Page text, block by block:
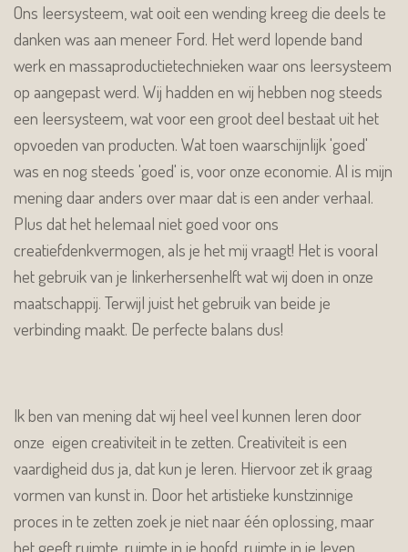
Ons leersysteem, wat ooit een wending kreeg die deels te
danken was aan meneer Ford. Het werd lopende band
werk en massaproductietechnieken waar ons leersysteem
op aangepast werd. Wij hadden en wij hebben nog steeds
een leersysteem, wat voor een groot deel bestaat uit het
opvoeden van producten. Wat toen waarschijnlijk 'goed'
was en nog steeds 'goed' is, voor onze economie. Al is mijn
mening daar anders over maar dat is een ander verhaal.
Plus dat het helemaal niet goed voor ons
creatiefdenkvermogen, als je het mij vraagt! Het is vooral
het gebruik van je linkerhersenhelft wat wij doen in onze
maatschappij. Terwijl juist het gebruik van beide je
verbinding maakt. De perfecte balans dus!
Ik ben van mening dat wij heel veel kunnen leren door
onze eigen creativiteit in te zetten. Creativiteit is een
vaardigheid dus ja, dat kun je leren. Hiervoor zet ik graag
vormen van kunst in. Door het artistieke kunstzinnige
proces in te zetten zoek je niet naar één oplossing, maar
het geeft ruimte, ruimte in je hoofd, ruimte in je leven.